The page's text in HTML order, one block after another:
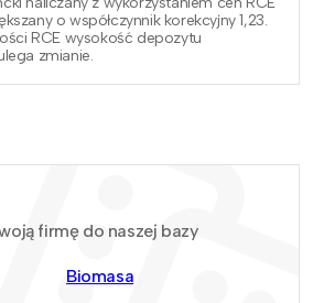
o współczynnik korekcyjny 1,23.
RCE wysokość depozytu
zmianie.
firmę do naszej bazy
Biomasa